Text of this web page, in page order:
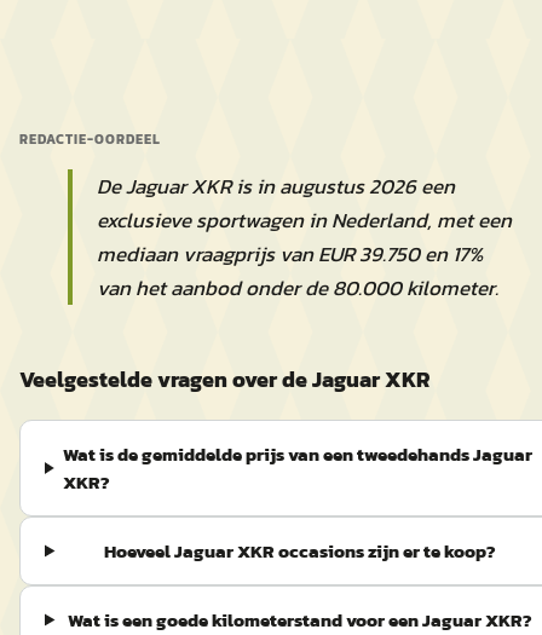
REDACTIE-OORDEEL
De Jaguar XKR is in augustus 2026 een
exclusieve sportwagen in Nederland, met een
mediaan vraagprijs van EUR 39.750 en 17%
van het aanbod onder de 80.000 kilometer.
Veelgestelde vragen over de Jaguar XKR
Wat is de gemiddelde prijs van een tweedehands Jaguar
XKR?
Hoeveel Jaguar XKR occasions zijn er te koop?
Wat is een goede kilometerstand voor een Jaguar XKR?